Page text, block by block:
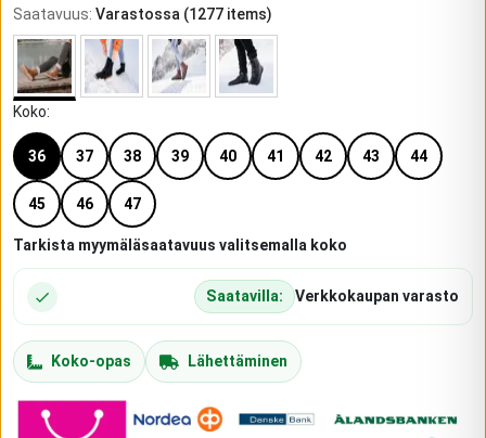
Saatavuus: Varastossa (1277 items)
Koko:
36 37 38 39 40 41 42 43 44
45 46 47
Tarkista myymäläsaatavuus valitsemalla koko
Saatavilla: Verkkokaupan varasto
Koko-opas Lähettäminen